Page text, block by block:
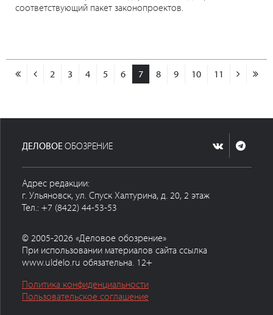
соответствующий пакет законопроектов.
2 3 4 5 6 7 8 9 10 11
ДЕЛОВОЕ ОБОЗРЕНИЕ
Адрес редакции:
г. Ульяновск, ул. Спуск Халтурина, д. 20, 2 этаж
Тел.: +7 (8422) 44-53-53
© 2005-2026 «Деловое обозрение»
При использовании материалов сайта ссылка
www.uldelo.ru обязательна. 12+
Политика конфиденциальности
Пользовательское соглашение